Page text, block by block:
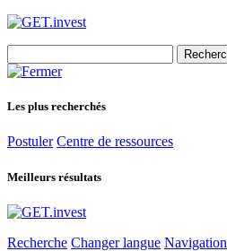
for:
Les plus recherchés
Postuler Centre de ressources
Meilleurs résultats
Recherche Changer langue Navigation